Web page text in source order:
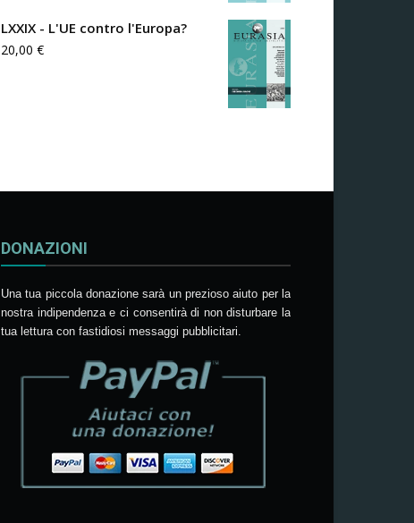
LXXIX - L'UE contro l'Europa?
20,00 €
DONAZIONI
Una tua piccola donazione sarà un prezioso aiuto per la
nostra indipendenza e ci consentirà di non disturbare la
tua lettura con fastidiosi messaggi pubblicitari.